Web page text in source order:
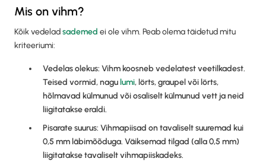
Mis on vihm?
Kõik vedeladsademed ei ole vihm. Peab olema täidetud mitu
kriteeriumi:
Vedelas olekus: Vihm koosneb vedelatest veetilkadest.
Teised vormid, nagu lumi, lörts, graupel või lörts,
hõlmavad külmunud või osaliselt külmunud vett ja neid
liigitatakse eraldi.
Pisarate suurus: Vihmapiisad on tavaliselt suuremad kui
0,5 mm läbimõõduga. Väiksemad tilgad (alla 0,5 mm)
liigitatakse tavaliselt vihmapiiskadeks.